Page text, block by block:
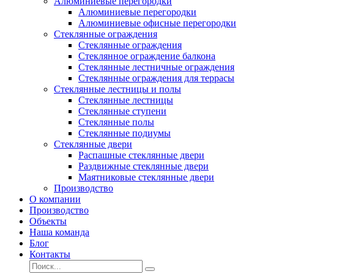
Алюминиевые перегородки
Алюминиевые офисные перегородки
Стеклянные ограждения
Стеклянные ограждения
Стеклянное ограждение балкона
Стеклянные лестничные ограждения
Стеклянные ограждения для террасы
Стеклянные лестницы и полы
Стеклянные лестницы
Стеклянные ступени
Стеклянные полы
Стеклянные подиумы
Стеклянные двери
Распашные стеклянные двери
Раздвижные стеклянные двери
Маятниковые стеклянные двери
Производство
О компании
Производство
Объекты
Наша команда
Блог
Контакты